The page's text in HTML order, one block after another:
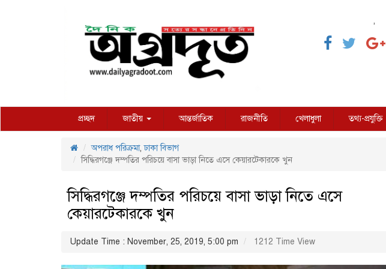
,
প্রচ্ছদ জাতীয় আন্তর্জাতিক রাজনীতি খেলাধুলা তথ্য-প্রযুক্তি
অপরাধ পরিক্রমা,ঢাকা বিভাগ
সিদ্ধিরগঞ্জে দম্পতির পরিচয়ে বাসা ভাড়া নিতে এসে কেয়ারটেকারকে খুন
সিদ্ধিরগঞ্জে দম্পতির পরিচয়ে বাসা ভাড়া নিতে এসে
কেয়ারটেকারকে খুন
Update Time : November, 25, 2019, 5:00 pm 1212 Time View